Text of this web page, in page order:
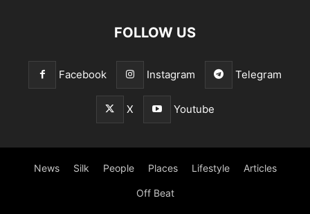
FOLLOW US
Facebook Instagram Telegram
X Youtube
News Silk People Places Lifestyle Articles
Off Beat